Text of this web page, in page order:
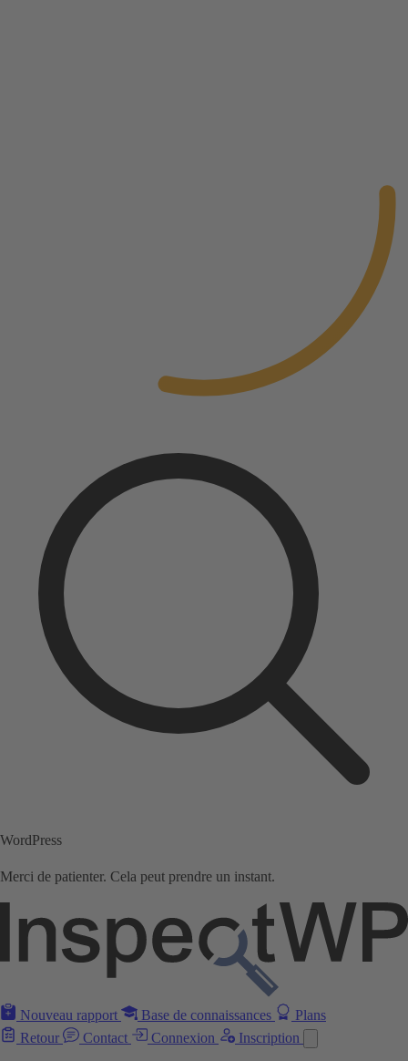
WordPress
Merci de patienter. Cela peut prendre un instant.
Nouveau rapport Base de connaissances
Plans
Retour
Contact Connexion Inscription